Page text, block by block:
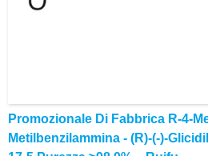
Promozionale Di Fabbrica R-4-
Metilbenzilammina - (R)-(-)-